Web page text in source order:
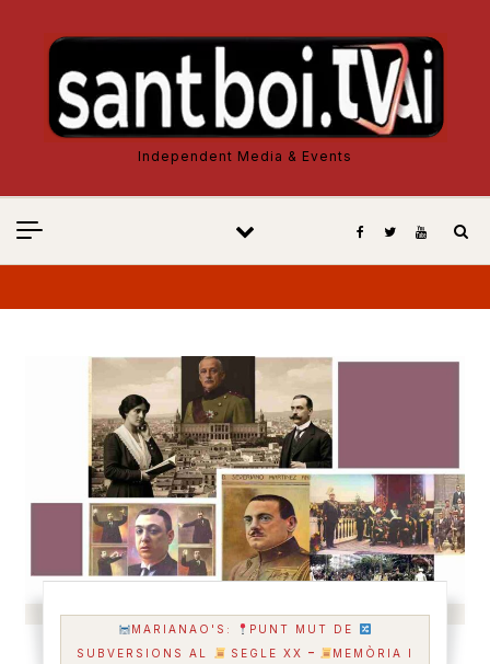
Independent Media & Events
MARIANAO'S:
PUNT MUT DE
SUBVERSIONS AL
SEGLE XX -
MEMÒRIA I